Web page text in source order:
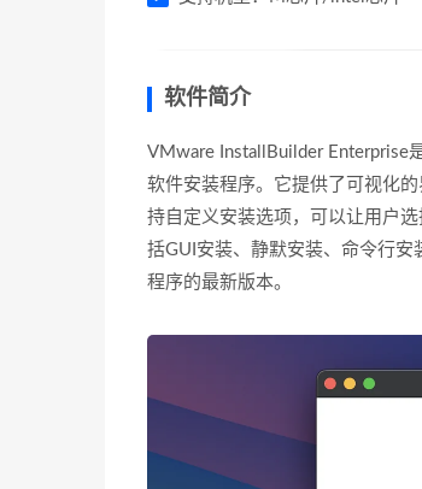
软件简介
VMware InstallBuilder Enterprise
软件安装程序。它提供了可视化
持自定义安装选项，可以让用户
括GUI安装、静默安装、命令行
程序的最新版本。